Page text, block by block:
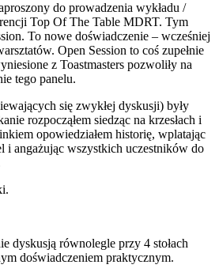
do prowadzenia wykładu /
Top Of The Table MDRT. Tym
To nowe doświadczenie – wcześniej
Open Session to coś zupełnie
z Toastmasters pozwoliły na
tego panelu.
się zwykłej dyskusji) były
rozpocząłem siedząc na krzesłach i
opowiedziałem historię, wplatając
i angażując wszystkich uczestników do
dyskusją równolegle przy 4 stołach
doświadczeniem praktycznym.